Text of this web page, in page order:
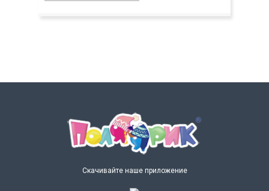
Скачивайте наше приложение